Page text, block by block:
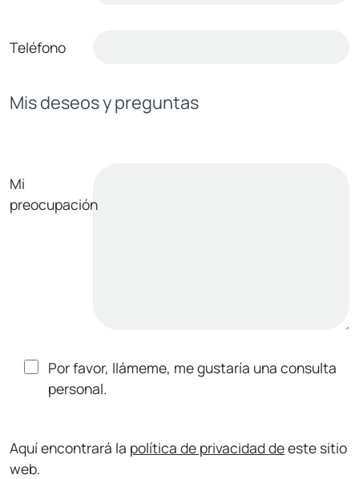
Teléfono
Mis deseos y preguntas
Mi
preocupación
Por favor, llámeme, me gustaría una consulta
personal.
Aquí encontrará la política de privacidad deeste sitio
web.